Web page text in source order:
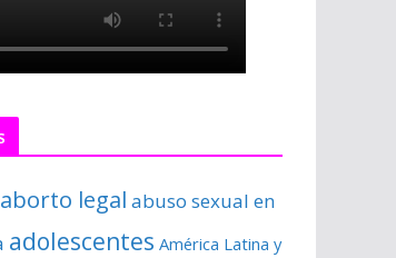
aborto legal abuso sexual en
adolescentes América Latina y